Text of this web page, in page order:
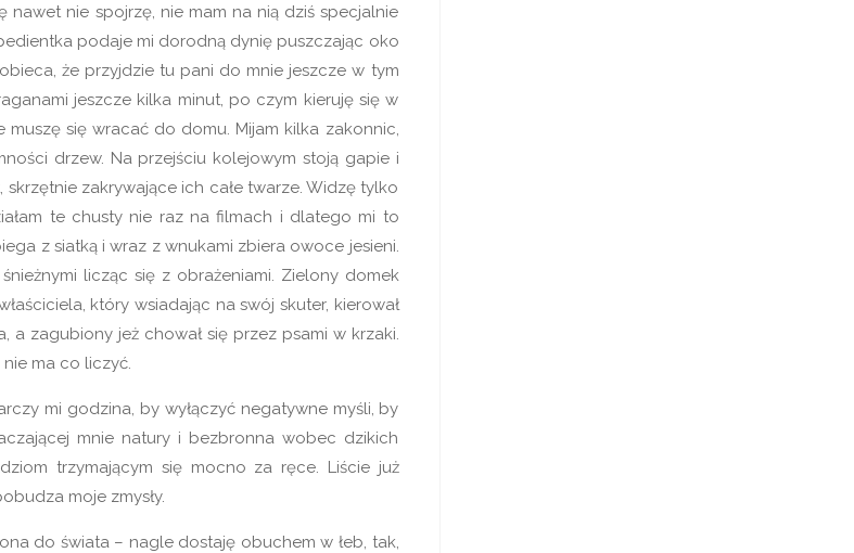
nie spojrzę, nie mam na nią dziś specjalnie
podaje mi dorodną dynię puszczając oko
że przyjdzie tu pani do mnie jeszcze w tym
jeszcze kilka minut, po czym kieruję się w
się wracać do domu. Mijam kilka zakonnic,
drzew. Na przejściu kolejowym stoją gapie i
zakrywające ich całe twarze. Widzę tylko
te chusty nie raz na filmach i dlatego mi to
z siatką i wraz z wnukami zbiera owoce jesieni.
licząc się z obrażeniami. Zielony domek
który wsiadając na swój skuter, kierował
a zagubiony jeż chował się przez psami w krzaki.
nie ma co liczyć.
mi godzina, by wyłączyć negatywne myśli, by
mnie natury i bezbronna wobec dzikich
trzymającym się mocno za ręce. Liście już
moje zmysły.
do świata – nagle dostaję obuchem w łeb, tak,